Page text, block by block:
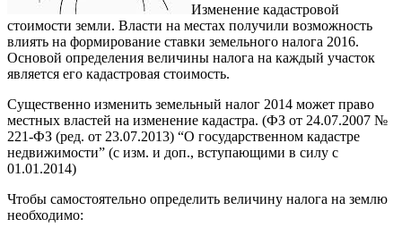
Изменение кадастровой
стоимости земли. Власти на местах получили возможность
влиять на формирование ставки земельного налога 2016.
Основой определения величины налога на каждый участок
является его кадастровая стоимость.
Существенно изменить земельный налог 2014 может право
местных властей на изменение кадастра. (ФЗ от 24.07.2007 №
221-ФЗ (ред. от 23.07.2013) “О государственном кадастре
недвижимости” (с изм. и доп., вступающими в силу с
01.01.2014)
Чтобы самостоятельно определить величину налога на землю
необходимо: